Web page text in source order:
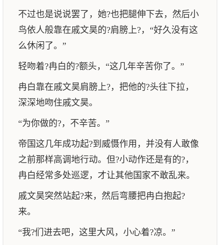
不过也是说说罢了，她?也把腿伸下去，然后小
鸟依人般靠在戚文昊的?肩膀上?，“好久没有这
么休闲了。”
轻吻着?冉白的?额头，“这几年辛苦你了。”
冉白靠在戚文昊肩膀上?，把他的?头往下拉，
深深地吻住戚文昊。
“为你做的?，不辛苦。”
帝国这几年成功起?到威慑作用，并没有人敢像
之前那样高调地行动。但?小动作还是有的?，
冉白经常多处巡逻，才让其他国家不敢乱来。
戚文昊突然站起?来，然后弯腰把冉白抱起?
来。
“我?们进去吧，这里大风，小心着?凉。”